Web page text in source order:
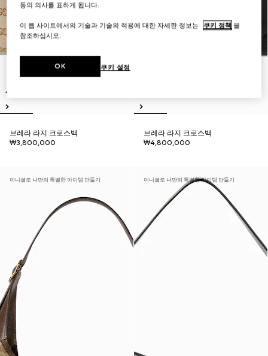
브레라 라지 크로스백
₩3,800,000
브레라 라지 크로스백
₩4,800,000
이니셜로 나만의 특별한 아이템 만들기 이니셜로 나만의 특별한 아이템 만들기
동의 의사를 표하게 됩니다.
이 웹 사이트에서의 기술과 기술의 적용에 대한 자세한 정보는 쿠키 정책 을
참조하십시오.
쿠키 설정
OK